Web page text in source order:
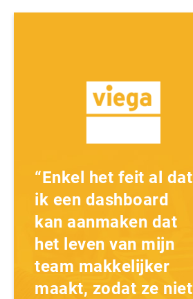
“Enkel het feit al dat
ik een dashboard
kan aanmaken dat
het leven van mijn
team makkelijker
maakt, zodat ze niet